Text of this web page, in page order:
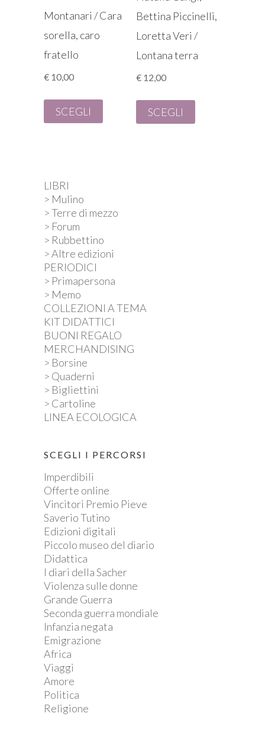
Montanari / Cara
sorella, caro
fratello
€ 10,00
SCEGLI
Bettina Piccinelli,
Loretta Veri /
Lontana terra
€ 12,00
SCEGLI
LIBRI
> Mulino
> Terre di mezzo
> Forum
> Rubbettino
> Altre edizioni
PERIODICI
> Primapersona
> Memo
COLLEZIONI A TEMA
KIT DIDATTICI
BUONI REGALO
MERCHANDISING
> Borsine
> Quaderni
> Bigliettini
> Cartoline
LINEA ECOLOGICA
SCEGLI I PERCORSI
Imperdibili
Offerte online
Vincitori Premio Pieve
Saverio Tutino
Edizioni digitali
Piccolo museo del diario
Didattica
I diari della Sacher
Violenza sulle donne
Grande Guerra
Seconda guerra mondiale
Infanzia negata
Emigrazione
Africa
Viaggi
Amore
Politica
Religione